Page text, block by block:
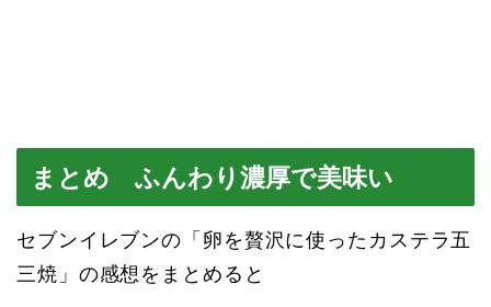
まとめ ふんわり濃厚で美味い
セブンイレブンの「卵を贅沢に使ったカステラ五
三焼」の感想をまとめると